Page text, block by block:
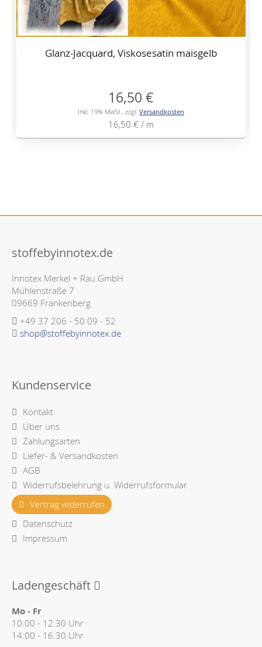
Glanz-Jacquard, Viskosesatin maisgelb
16,50 €
Inkl. 19% MwSt., zzgl. Versandkosten
16,50 € / m
stoffebyinnotex.de
Innotex Merkel + Rau GmbH
Mühlenstraße 7
09669 Frankenberg
+49 37 206 - 50 09 - 52
shop@stoffebyinnotex.de
Kundenservice
Kontakt
Über uns
Zahlungsarten
Liefer- & Versandkosten
AGB
Widerrufsbelehrung u. Widerrufsformular
Vertrag widerrufen
Datenschutz
Impressum
Ladengeschäft
Mo - Fr
10:00 - 12:30 Uhr
14:00 - 16:30 Uhr